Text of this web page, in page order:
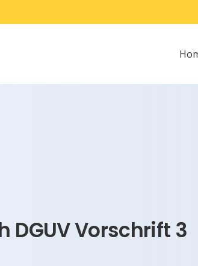
DGUV Vorschrift 3